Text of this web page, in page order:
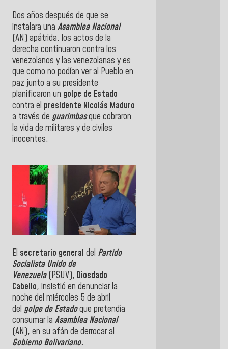
Dos años después de que se
instalara una Asamblea Nacional
(AN) apátrida, los actos de la
derecha continuaron contra los
venezolanos y las venezolanas y es
que como no podían ver al Pueblo en
paz junto a su presidente
planificaron un golpe de Estado
contra el presidente Nicolás Maduro
a través de guarimbasque cobraron
la vida de militares y de civiles
inocentes.
El secretario general del Partido
Socialista Unido de
Venezuela(PSUV), Diosdado
Cabello, insistió en denunciar la
noche del miércoles 5 de abril
del golpe de Estadoque pretendía
consumar la Asamblea Nacional
(AN), en su afán de derrocar al
Gobierno Bolivariano.